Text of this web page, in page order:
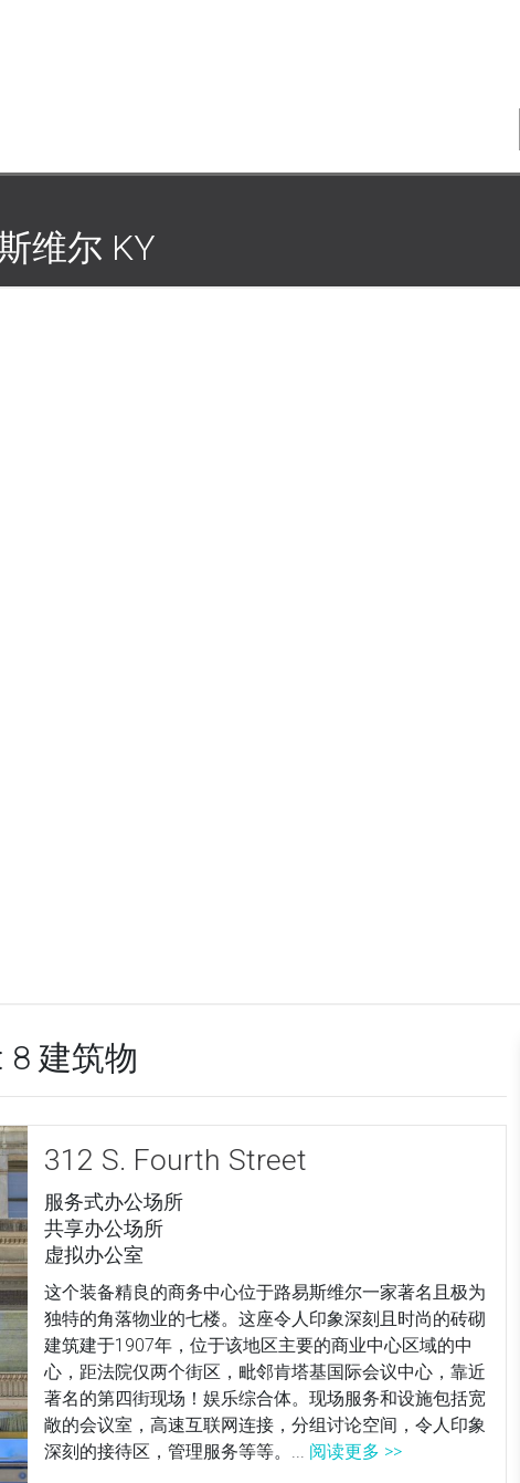
维尔 KY
8 建筑物
312 S. Fourth Street
服务式办公场所
共享办公场所
虚拟办公室
这个装备精良的商务中心位于路易斯维尔一家著名且极为
独特的角落物业的七楼。这座令人印象深刻且时尚的砖砌
建筑建于1907年，位于该地区主要的商业中心区域的中
心，距法院仅两个街区，毗邻肯塔基国际会议中心，靠近
著名的第四街现场！娱乐综合体。现场服务和设施包括宽
敞的会议室，高速互联网连接，分组讨论空间，令人印象
深刻的接待区，管理服务等等。... 阅读更多 >>